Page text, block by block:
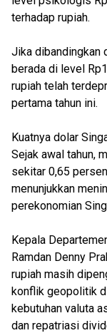
terhadap rupiah.
Jika dibandingkan
berada di level
rupiah telah
pertama tahun ini.
Kuatnya dolar
Sejak awal tahun,
sekitar 0,65
menunjukkan
perekonomian
Kepala
Ramdan Denny
rupiah masih
konflik geopolitik
kebutuhan valuta
dan repatriasi